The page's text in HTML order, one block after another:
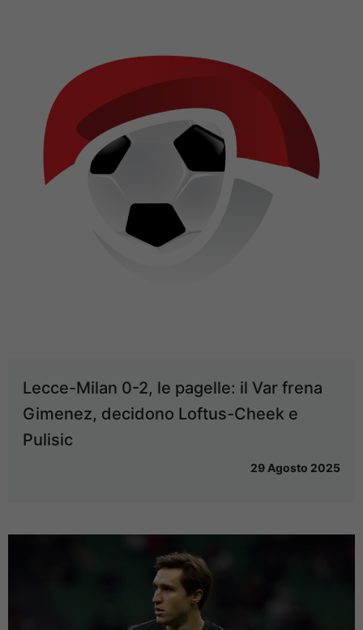
Lecce-Milan 0-2, le pagelle: il Var frena
Gimenez, decidono Loftus-Cheek e
Pulisic
29 Agosto 2025